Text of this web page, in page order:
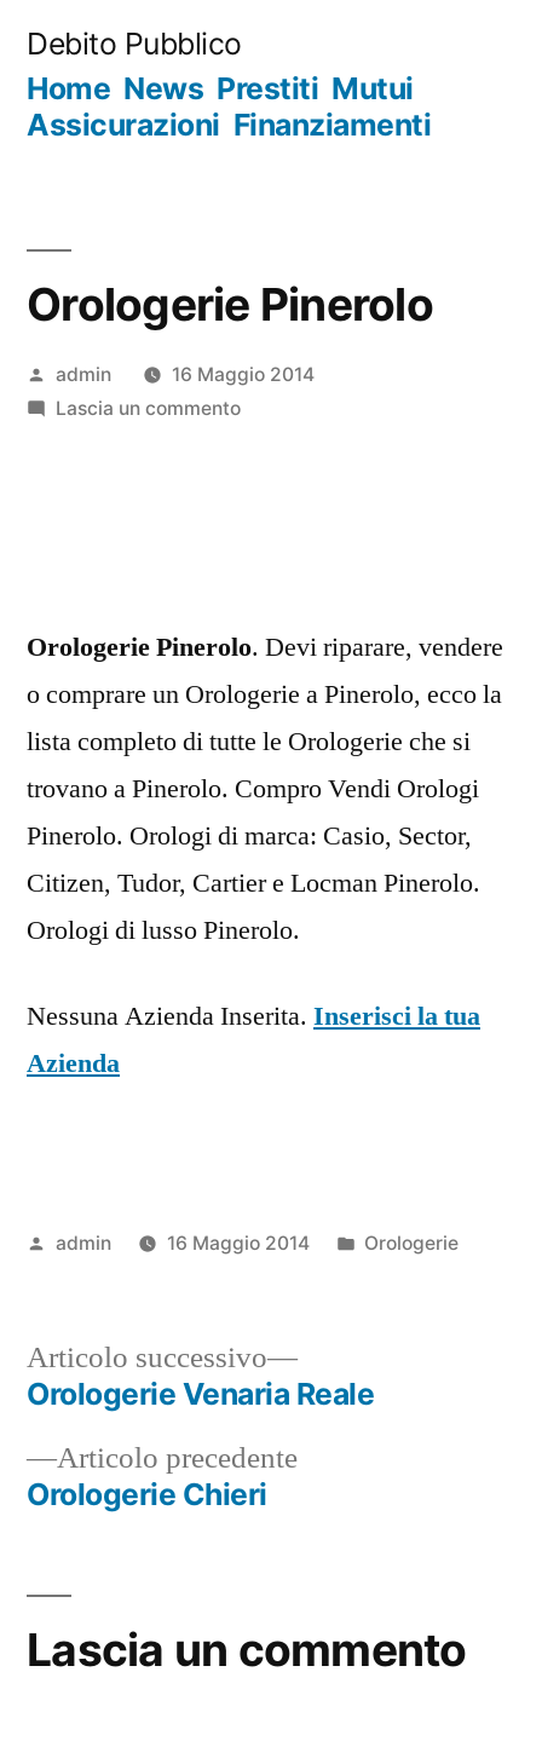
contenuto
Debito Pubblico
Home News Prestiti Mutui
Assicurazioni Finanziamenti
Orologerie Pinerolo
Pubblicato
da
admin
16 Maggio 2014
Lascia un commentosu
Orologerie Pinerolo. Devi riparare, vendere
o comprare un Orologerie a Pinerolo, ecco la
lista completo di tutte le Orologerie che si
trovano a Pinerolo. Compro Vendi Orologi
Pinerolo. Orologi di marca: Casio, Sector,
Citizen, Tudor, Cartier e Locman Pinerolo.
Orologi di lusso Pinerolo.
Nessuna Azienda Inserita. Inserisci la tua
Azienda
Pubblicato
admin 16 Maggio 2014
Pubblicato
Orologerie
Navigazione
articoli
Articolo precedenteArticolo
Orologerie Chieri
Articolo successivo
Articolo
successivo:
Orologerie Venaria Reale
Lascia un commento